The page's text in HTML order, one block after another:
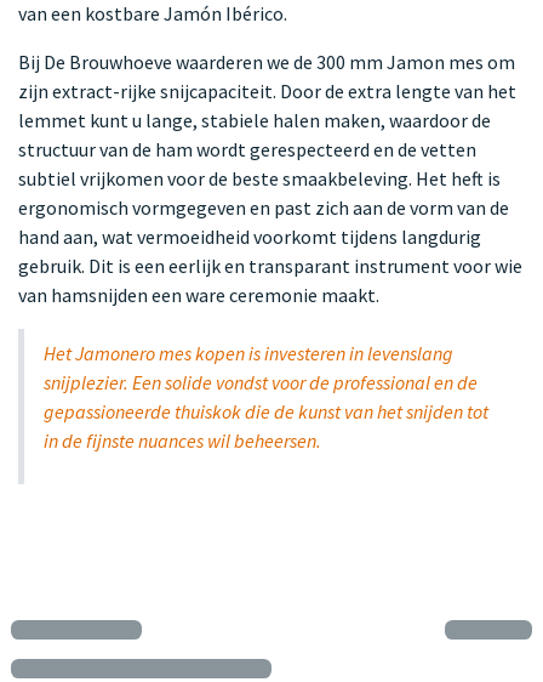
van een kostbare Jamón Ibérico.
Bij De Brouwhoeve waarderen we de 300 mm Jamon mes om
zijn extract-rijke snijcapaciteit. Door de extra lengte van het
lemmet kunt u lange, stabiele halen maken, waardoor de
structuur van de ham wordt gerespecteerd en de vetten
subtiel vrijkomen voor de beste smaakbeleving. Het heft is
ergonomisch vormgegeven en past zich aan de vorm van de
hand aan, wat vermoeidheid voorkomt tijdens langdurig
gebruik. Dit is een eerlijk en transparant instrument voor wie
van hamsnijden een ware ceremonie maakt.
Het Jamonero mes kopen is investeren in levenslang
snijplezier. Een solide vondst voor de professional en de
gepassioneerde thuiskok die de kunst van het snijden tot
in de fijnste nuances wil beheersen.